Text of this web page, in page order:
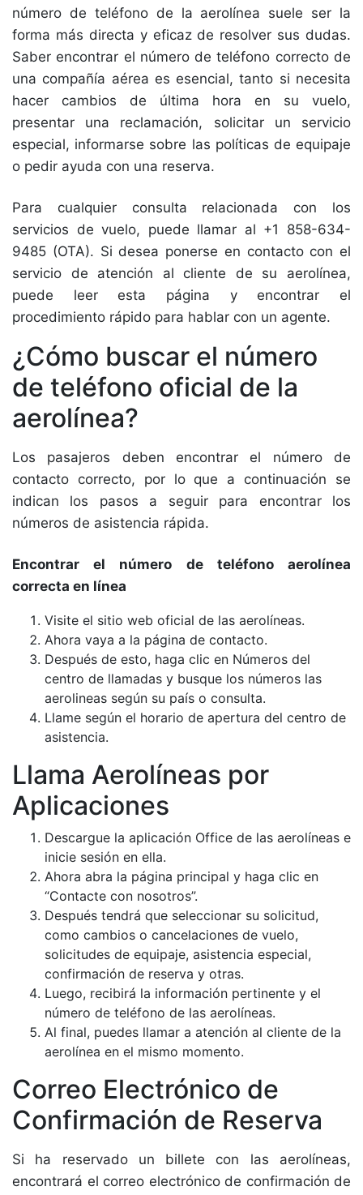
número de teléfono de la aerolínea suele ser la
forma más directa y eficaz de resolver sus dudas.
Saber encontrar el número de teléfono correcto de
una compañía aérea es esencial, tanto si necesita
hacer cambios de última hora en su vuelo,
presentar una reclamación, solicitar un servicio
especial, informarse sobre las políticas de equipaje
o pedir ayuda con una reserva.
Para cualquier consulta relacionada con los
servicios de vuelo, puede llamar al +1 858-634-
9485 (OTA). Si desea ponerse en contacto con el
servicio de atención al cliente de su aerolínea,
puede leer esta página y encontrar el
procedimiento rápido para hablar con un agente.
¿Cómo buscar el número
de teléfono oficial de la
aerolínea?
Los pasajeros deben encontrar el número de
contacto correcto, por lo que a continuación se
indican los pasos a seguir para encontrar los
números de asistencia rápida.
Encontrar el número de teléfono aerolínea
correcta en línea
Visite el sitio web oficial de las aerolíneas.
Ahora vaya a la página de contacto.
Después de esto, haga clic en Números del
centro de llamadas y busque los números las
aerolineas según su país o consulta.
Llame según el horario de apertura del centro de
asistencia.
Llama Aerolíneas por
Aplicaciones
Descargue la aplicación Office de las aerolíneas e
inicie sesión en ella.
Ahora abra la página principal y haga clic en
“Contacte con nosotros”.
Después tendrá que seleccionar su solicitud,
como cambios o cancelaciones de vuelo,
solicitudes de equipaje, asistencia especial,
confirmación de reserva y otras.
Luego, recibirá la información pertinente y el
número de teléfono de las aerolíneas.
Al final, puedes llamar a atención al cliente de la
aerolínea en el mismo momento.
Correo Electrónico de
Confirmación de Reserva
Si ha reservado un billete con las aerolíneas,
encontrará el correo electrónico de confirmación de